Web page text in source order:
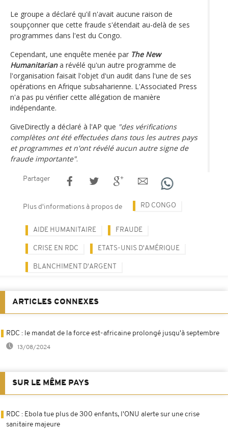
Le groupe a déclaré qu'il n'avait aucune raison de
soupçonner que cette fraude s'étendait au-delà de ses
programmes dans l'est du Congo.
Cependant, une enquête menée par The New
Humanitariana révélé qu'un autre programme de
l'organisation faisait l'objet d'un audit dans l'une de ses
opérations en Afrique subsaharienne. L'Associated Press
n'a pas pu vérifier cette allégation de manière
indépendante.
GiveDirectly a déclaré à l'AP que "des vérifications
complètes ont été effectuées dans tous les autres pays
et programmes et n'ont révélé aucun autre signe de
fraude importante".
Partager
Plus d'informations à propos de RD CONGO
AIDE HUMANITAIRE FRAUDE
CRISE EN RDC ETATS-UNIS D'AMÉRIQUE
BLANCHIMENT D'ARGENT
ARTICLES CONNEXES
RDC : le mandat de la force est-africaine prolongé jusqu'à septembre
13/08/2024
SUR LE MÊME PAYS
RDC : Ebola tue plus de 300 enfants, l'ONU alerte sur une crise
sanitaire majeure